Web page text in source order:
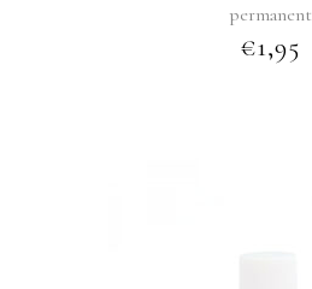
permanent
€1,95